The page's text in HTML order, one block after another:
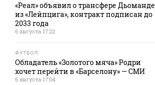
«Реал» объявил о трансфере Дьоманде
из «Лейпцига», контракт подписан до
2033 года
6 августа 17:22
ФУТБОЛ
Обладатель «Золотого мяча» Родри
хочет перейти в «Барселону» — СМИ
6 августа 17:04